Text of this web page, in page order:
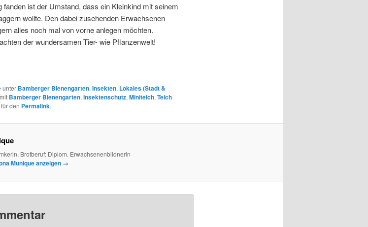
ist der Umstand, dass ein Kleinkind mit seinem
wollte. Den dabei zusehenden Erwachsenen
alles noch mal von vorne anlegen möchten.
der wundersamen Tier- wie Pflanzenwelt!
unter Bamberger Bienengarten, Insekten, Lokales (Stadt &
Bamberger Bienengarten, Insektenschutz, Miniteich, Teich
den Permalink.
Brotberuf: Diplom. Erwachsenenbildnerin
Munique anzeigen →